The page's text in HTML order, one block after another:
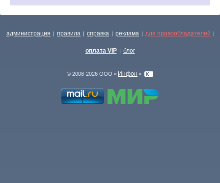
администрация | правила | справка | реклама | для правообладателей |
оплата VIP | блог
© 2008-2026 ООО « Инфон »